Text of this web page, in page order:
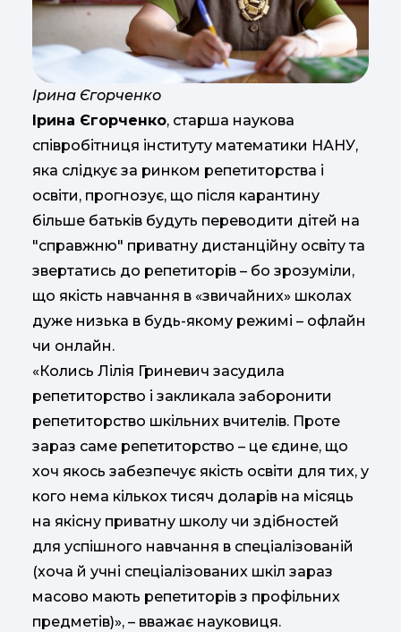
Ірина Єгорченко
Ірина Єгорченко, старша наукова
співробітниця інституту математики НАНУ,
яка слідкує за ринком репетиторства і
освіти, прогнозує, що після карантину
більше батьків будуть переводити дітей на
"справжню" приватну дистанційну освіту та
звертатись до репетиторів – бо зрозуміли,
що якість навчання в «звичайних» школах
дуже низька в будь-якому режимі – офлайн
чи онлайн.
«Колись Лілія Гриневич засудила
репетиторство і закликала заборонити
репетиторство шкільних вчителів. Проте
зараз саме репетиторство – це єдине, що
хоч якось забезпечує якість освіти для тих, у
кого нема кількох тисяч доларів на місяць
на якісну приватну школу чи здібностей
для успішного навчання в спеціалізованій
(хоча й учні спеціалізованих шкіл зараз
масово мають репетиторів з профільних
предметів)», – вважає науковиця.